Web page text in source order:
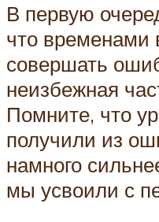
В первую
что временами
совершать
неизбежная
Помните, что
получили из
намного
мы усвоили с